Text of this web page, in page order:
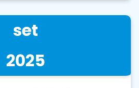
set
2025